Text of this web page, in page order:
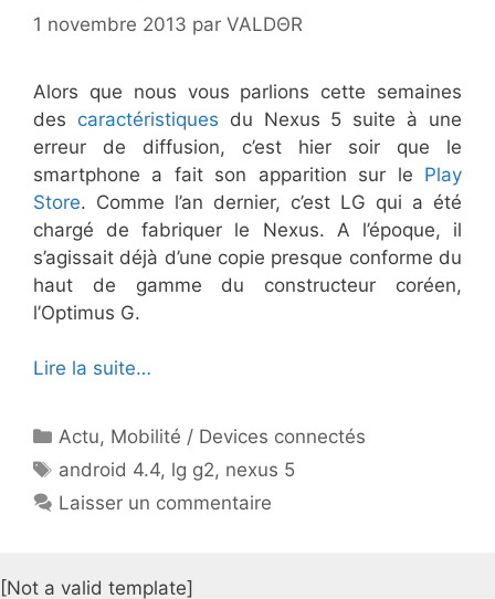
1 novembre 2013 par VALDΘR
Alors que nous vous parlions cette semaines
des caractéristiques du Nexus 5 suite à une
erreur de diffusion, c’est hier soir que le
smartphone a fait son apparition sur le Play
Store. Comme l’an dernier, c’est LG qui a été
chargé de fabriquer le Nexus. A l’époque, il
s’agissait déjà d’une copie presque conforme du
haut de gamme du constructeur coréen,
l’Optimus G.
Lire la suite…
Catégories
Actu, Mobilité / Devices connectés
Étiquettes
android 4.4, lg g2, nexus 5
Laisser un commentaire
[Not a valid template]